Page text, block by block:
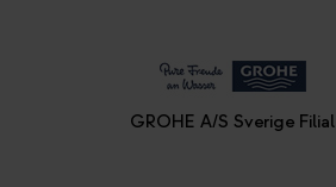
GROHE A/S Sverige Filial